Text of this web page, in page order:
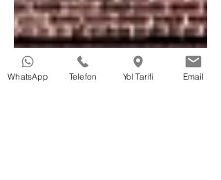
WhatsApp Telefon Yol Tarifi Email